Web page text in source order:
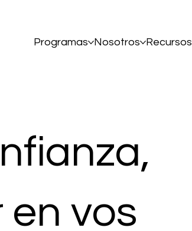
Programas Nosotros Recursos
en vos